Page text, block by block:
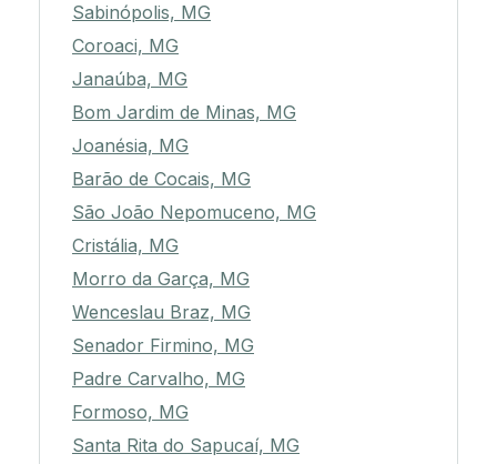
Sabinópolis, MG
Coroaci, MG
Janaúba, MG
Bom Jardim de Minas, MG
Joanésia, MG
Barão de Cocais, MG
São João Nepomuceno, MG
Cristália, MG
Morro da Garça, MG
Wenceslau Braz, MG
Senador Firmino, MG
Padre Carvalho, MG
Formoso, MG
Santa Rita do Sapucaí, MG